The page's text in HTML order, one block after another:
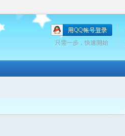
只需一步，快速開始